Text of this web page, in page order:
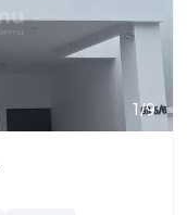
1/9